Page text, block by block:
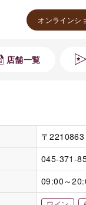
オンラインシ
店舗一覧
〒2210863
045-371-
09:00～